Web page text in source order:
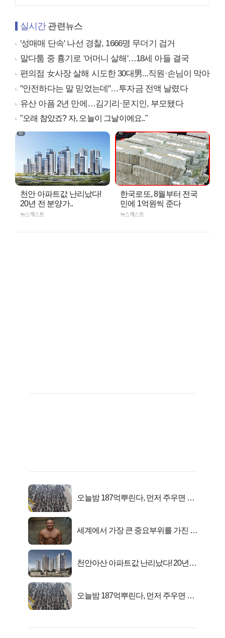
실시간관련뉴스
'성매매 단속' 나선 경찰, 1666명 무더기 검거
말다툼 중 흉기로 '어머니 살해'…18세 아들 결국
편의점 女사장 살해 시도한 30대男...직원·손님이 막아
"안전하다는 말 믿었는데"…투자금 전액 날렸다
유산 아픔 2년 만에…김기리·문지인, 부모됐다
"오래 참았죠? 자, 오늘이 그날이에요.."
천안 아파트값 난리났다!
20년 전 분양가..
뉴스캐스트
한국로또, 8월부터 전국
민에 1억원씩 준다
뉴스캐스트
오늘밤 187억뿌린다, 먼저 주우면 최
세계에서 가장 큰 중요부위를 가진 남
천안아산 아파트값 난리났다! 20년
오늘밤 187억뿌린다, 먼저 주우면 최